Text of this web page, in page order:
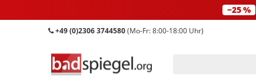
−25 %
+49 (0)2306 3744580(Mo-Fr: 8:00-18:00 Uhr)